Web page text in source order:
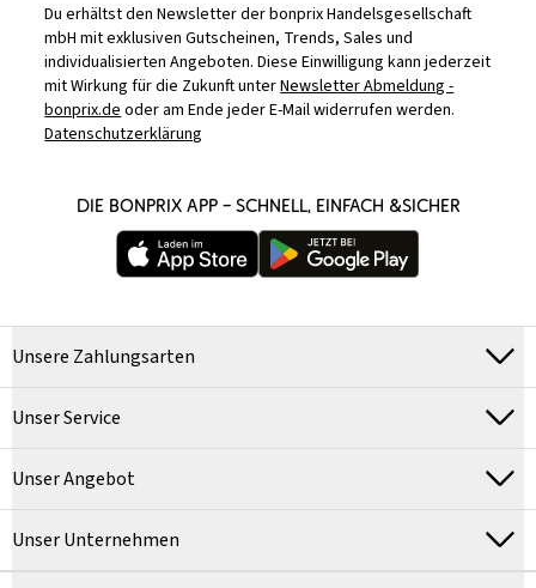
Du erhältst den Newsletter der bonprix Handelsgesellschaft
mbH mit exklusiven Gutscheinen, Trends, Sales und
individualisierten Angeboten. Diese Einwilligung kann jederzeit
mit Wirkung für die Zukunft unterNewsletter Abmeldung -
bonprix.deoder am Ende jeder E-Mail widerrufen werden.
Datenschutzerklärung
DIE BONPRIX APP – SCHNELL, EINFACH &SICHER
Unsere Zahlungsarten
Unser Service
Unser Angebot
Unser Unternehmen